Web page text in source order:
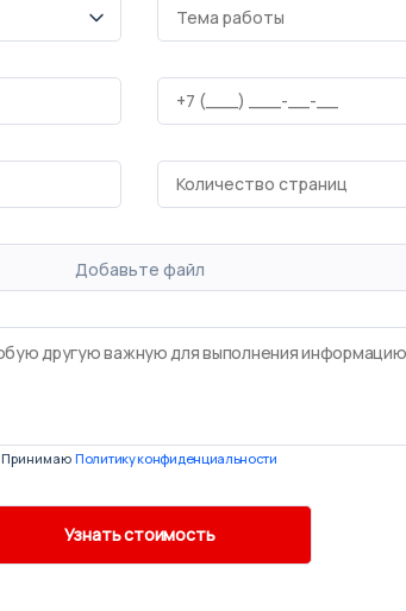
Добавьте файл
Принимаю Политику конфиденциальности